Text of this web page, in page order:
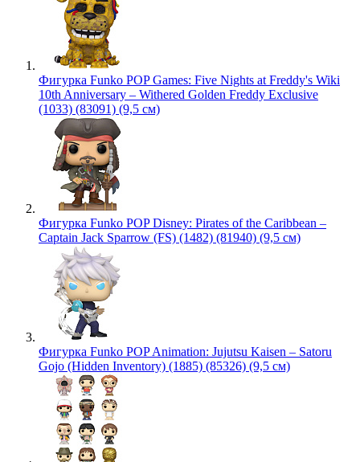
Фигурка Funko POP Games: Five Nights at Freddy's Wiki
10th Anniversary – Withered Golden Freddy Exclusive
(1033) (83091) (9,5 см)
Фигурка Funko POP Disney: Pirates of the Caribbean –
Captain Jack Sparrow (FS) (1482) (81940) (9,5 см)
Фигурка Funko POP Animation: Jujutsu Kaisen – Satoru
Gojo (Hidden Inventory) (1885) (85326) (9,5 см)